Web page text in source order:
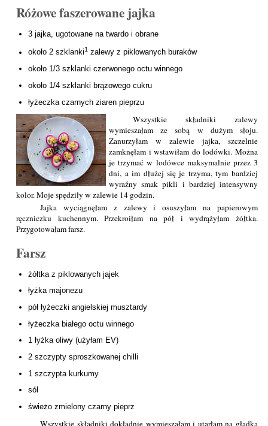
Różowe faszerowane jajka
3 jajka, ugotowane na twardo i obrane
około 2 szklanki1 zalewy z piklowanych buraków
około 1/3 szklanki czerwonego octu winnego
około 1/4 szklanki brązowego cukru
łyżeczka czarnych ziaren pieprzu
Wszystkie składniki zalewy
wymieszałam ze sobą w dużym słoju.
Zanurzyłam w zalewie jajka, szczelnie
zamknęłam i wstawiłam do lodówki. Można
je trzymać w lodówce maksymalnie przez 3
dni, a im dłużej się je trzyma, tym bardziej
wyraźny smak pikli i bardziej intensywny
kolor. Moje spędziły w zalewie 14 godzin.
Jajka wyciągnęłam z zalewy i osuszyłam na papierowym
ręczniczku kuchennym. Przekroiłam na pół i wydrążyłam żółtka.
Przygotowałam farsz.
Farsz
żółtka z piklowanych jajek
łyżka majonezu
pół łyżeczki angielskiej musztardy
łyżeczka białego octu winnego
1 łyżka oliwy (użyłam EV)
2 szczypty sproszkowanej chilli
1 szczypta kurkumy
sól
świeżo zmielony czarny pieprz
Wszystkie składniki dokładnie wymieszałam i utarłam na gładką